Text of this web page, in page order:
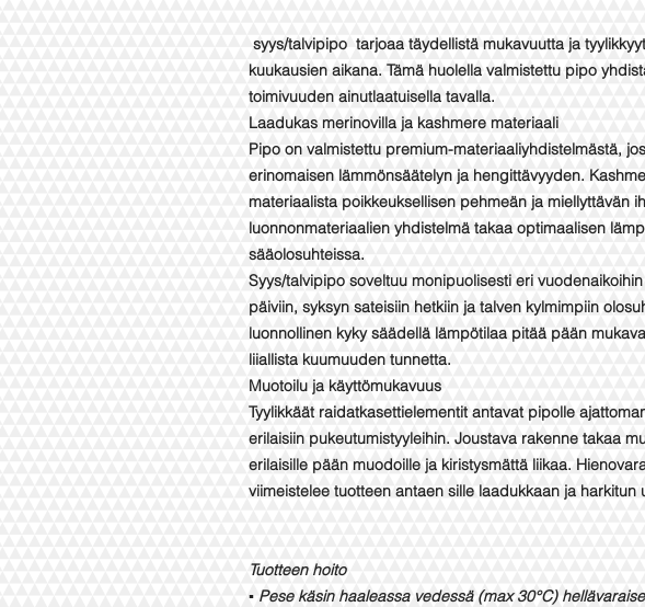
syys/talvipipo tarjoaa täydellistä mukavuutta ja
kuukausien aikana. Tämä huolella valmistettu pipo
toimivuuden ainutlaatuisella tavalla.
Laadukas merinovilla ja kashmere materiaali
Pipo on valmistettu premium-materiaaliyhdistelmästä,
erinomaisen lämmönsäätelyn ja hengittävyyden.
materiaalista poikkeuksellisen pehmeän ja miellyttävän
luonnonmateriaalien yhdistelmä takaa optimaalisen
sääolosuhteissa.
Syys/talvipipo soveltuu monipuolisesti eri
päiviin, syksyn sateisiin hetkiin ja talven kylmimpiin
luonnollinen kyky säädellä lämpötilaa pitää pään
liiallista kuumuuden tunnetta.
Muotoilu ja käyttömukavuus
Tyylikkäät raidatkasettielementit antavat pipolle
erilaisiin pukeutumistyyleihin. Joustava rakenne takaa
erilaisille pään muodoille ja kiristysmättä liikaa.
viimeistelee tuotteen antaen sille laadukkaan ja harkitun
Tuotteen hoito
▪️ Pese käsin haaleassa vedessä (max 30°C)